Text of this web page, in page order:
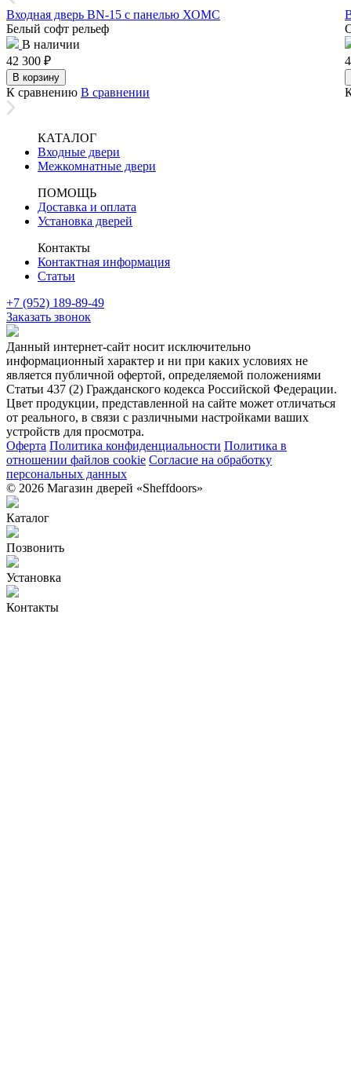
Входная дверь BN-15 с панелью ХОМС
Белый софт рельеф
В наличии
42 300 ₽
В корзину
К сравнению В сравнении
КАТАЛОГ
Входные двери
Межкомнатные двери
ПОМОЩЬ
Доставка и оплата
Установка дверей
Контакты
Контактная информация
Статьи
+7 (952) 189-89-49
Заказать звонок
Данный интернет-сайт носит исключительно
информационный характер и ни при каких условиях не
является публичной офертой, определяемой положениями
Статьи 437 (2) Гражданского кодекса Российской Федерации.
Цвет продукции, представленной на сайте может отличаться
от реального, в связи с различными настройками ваших
устройств для просмотра.
Оферта Политика конфиденциальности Политика в
отношении файлов cookie Согласие на обработку
персональных данных
© 2026 Магазин дверей «Sheffdoors»
Каталог
Позвонить
Установка
Контакты